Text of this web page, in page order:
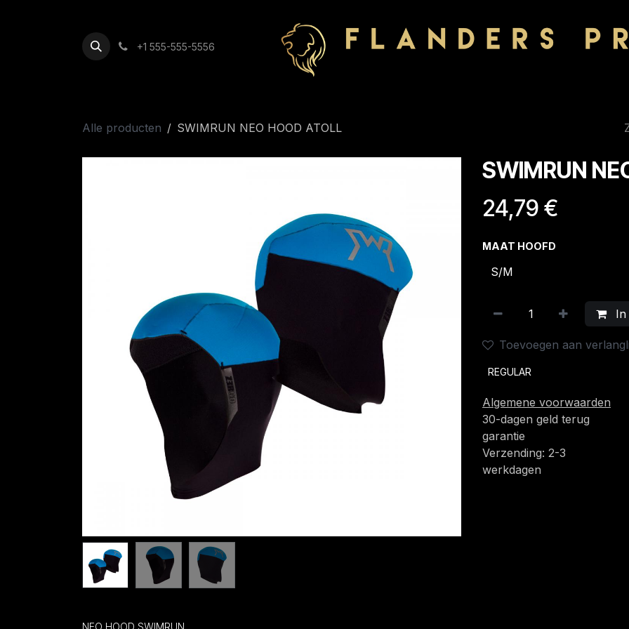
+1 555-555-5556
Alle producten SWIMRUN NEO HOOD ATOLL
SWIMRUN
24,79 €
MAAT HOOFD
In
Toevoegen aan
REGULAR
Algemene voorwaarden
30-dagen geld terug
garantie
Verzending: 2-3
werkdagen
NEO HOOD SWIMRUN